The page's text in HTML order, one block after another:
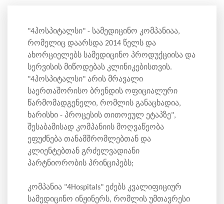
"4ჰოსპიტალსი" - სამედიცინო კომპანიაა,
რომელიც დაარსდა 2014 წელს და
ახორციელებს სამედიცინო პროდუქციისა და
სერვისის მიწოდებას კლინიკებისთვის.
"4ჰოსპიტალსი" არის მრავალი
საერთაშორისო ბრენდის ოფიციალური
წარმომადგენელი, რომლის განაცხადია,
ხარისხი - პროცესის თითოეულ ეტაპზე",
შესაბამისად კომპანიის მოღვაწეობა
ეფუძნება თანამშრომლებთან და
კლიენტებთან გრძელვადიანი
პარტნიორობის პრინციპებს;
კომპანია "4Hospitals" ეძებს კვალიფიციურ
სამედიცინო ინჟინერს, რომლის უმთავრესი